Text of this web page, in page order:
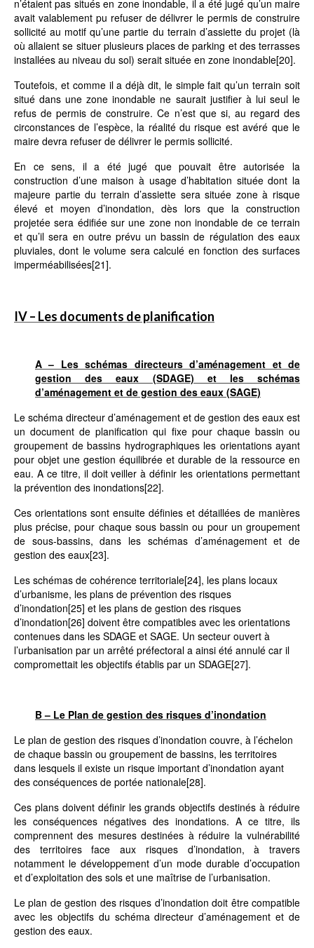
n’étaient pas situés en zone inondable, il a été jugé qu’un maire
avait valablement pu refuser de délivrer le permis de construire
sollicité au motif qu’une partie du terrain d’assiette du projet (là
où allaient se situer plusieurs places de parking et des terrasses
installées au niveau du sol) serait située en zone inondable[20].
Toutefois, et comme il a déjà dit, le simple fait qu’un terrain soit
situé dans une zone inondable ne saurait justifier à lui seul le
refus de permis de construire. Ce n’est que si, au regard des
circonstances de l’espèce, la réalité du risque est avéré que le
maire devra refuser de délivrer le permis sollicité.
En ce sens, il a été jugé que pouvait être autorisée la
construction d’une maison à usage d’habitation située dont la
majeure partie du terrain d’assiette sera située zone à risque
élevé et moyen d’inondation, dès lors que la construction
projetée sera édifiée sur une zone non inondable de ce terrain
et qu’il sera en outre prévu un bassin de régulation des eaux
pluviales, dont le volume sera calculé en fonction des surfaces
imperméabilisées[21].
IV – Les documents de planification
A – Les schémas directeurs d’aménagement et de
gestion des eaux (SDAGE) et les schémas
d’aménagement et de gestion des eaux (SAGE)
Le schéma directeur d’aménagement et de gestion des eaux est
un document de planification qui fixe pour chaque bassin ou
groupement de bassins hydrographiques les orientations ayant
pour objet une gestion équilibrée et durable de la ressource en
eau. A ce titre, il doit veiller à définir les orientations permettant
la prévention des inondations[22].
Ces orientations sont ensuite définies et détaillées de manières
plus précise, pour chaque sous bassin ou pour un groupement
de sous-bassins, dans les schémas d’aménagement et de
gestion des eaux[23].
Les schémas de cohérence territoriale[24], les plans locaux
d’urbanisme, les plans de prévention des risques
d’inondation[25] et les plans de gestion des risques
d’inondation[26] doivent être compatibles avec les orientations
contenues dans les SDAGE et SAGE. Un secteur ouvert à
l’urbanisation par un arrêté préfectoral a ainsi été annulé car il
compromettait les objectifs établis par un SDAGE[27].
B – Le Plan de gestion des risques d’inondation
Le plan de gestion des risques d’inondation couvre, à l’échelon
de chaque bassin ou groupement de bassins, les territoires
dans lesquels il existe un risque important d’inondation ayant
des conséquences de portée nationale[28].
Ces plans doivent définir les grands objectifs destinés à réduire
les conséquences négatives des inondations. A ce titre, ils
comprennent des mesures destinées à réduire la vulnérabilité
des territoires face aux risques d’inondation, à travers
notamment le développement d’un mode durable d’occupation
et d’exploitation des sols et une maîtrise de l’urbanisation.
Le plan de gestion des risques d’inondation doit être compatible
avec les objectifs du schéma directeur d’aménagement et de
gestion des eaux.